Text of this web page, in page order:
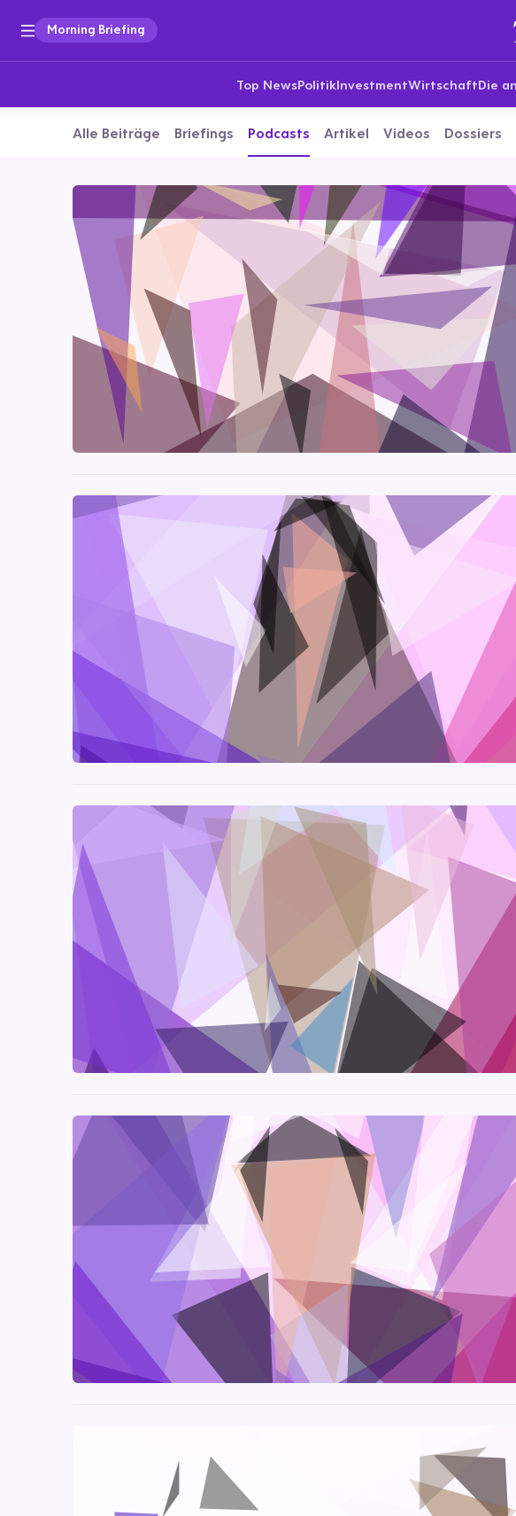
Morning Briefing
Top NewsPolitikInvestmentWirtschaftDie
Alle Beiträge Briefings Podcasts Artikel Videos Dossiers